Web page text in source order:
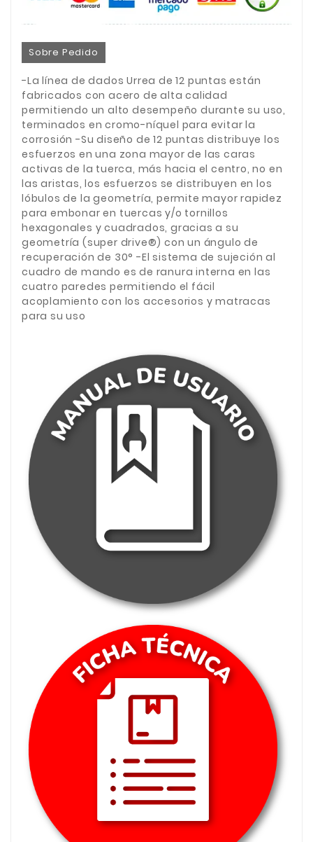
Sobre Pedido
-La línea de dados Urrea de 12 puntas están
fabricados con acero de alta calidad
permitiendo un alto desempeño durante su uso,
terminados en cromo-níquel para evitar la
corrosión -Su diseño de 12 puntas distribuye los
esfuerzos en una zona mayor de las caras
activas de la tuerca, más hacia el centro, no en
las aristas, los esfuerzos se distribuyen en los
lóbulos de la geometría, permite mayor rapidez
para embonar en tuercas y/o tornillos
hexagonales y cuadrados, gracias a su
geometría (super drive®) con un ángulo de
recuperación de 30° -El sistema de sujeción al
cuadro de mando es de ranura interna en las
cuatro paredes permitiendo el fácil
acoplamiento con los accesorios y matracas
para su uso